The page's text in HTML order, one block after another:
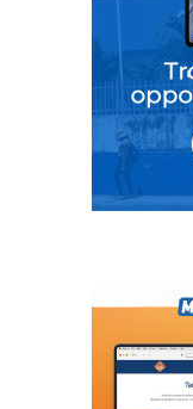
Logement social à
: le ministre de...
5 août 2026